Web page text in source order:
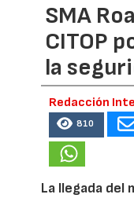
SMA
CITOP
la
Redacción
810
La llegada del